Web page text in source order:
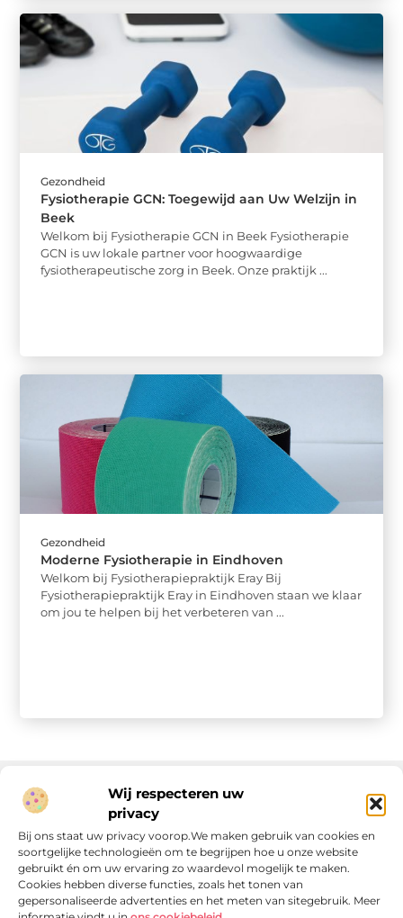
Wij respecteren uw
privacy
Bij ons staat uw privacy voorop.We maken gebruik van cookies en
soortgelijke technologieën om te begrijpen hoe u onze website
gebruikt én om uw ervaring zo waardevol mogelijk te maken.
Cookies hebben diverse functies, zoals het tonen van
gepersonaliseerde advertenties en het meten van sitegebruik. Meer
Gezondheid
Fysiotherapie GCN: Toegewijd aan Uw Welzijn in
Beek
Welkom bij Fysiotherapie GCN in Beek Fysiotherapie
GCN is uw lokale partner voor hoogwaardige
fysiotherapeutische zorg in Beek. Onze praktijk ...
Gezondheid
Moderne Fysiotherapie in Eindhoven
Welkom bij Fysiotherapiepraktijk Eray Bij
Fysiotherapiepraktijk Eray in Eindhoven staan we klaar
om jou te helpen bij het verbeteren van ...
Onze informatie